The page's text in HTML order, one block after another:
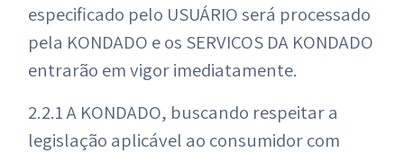
especificado pelo USUÁRIO será processado
pela KONDADO e os SERVIÇOS DA KONDADO
entrarão em vigor imediatamente.
2.2.1 A KONDADO, buscando respeitar a
legislação aplicável ao consumidor com